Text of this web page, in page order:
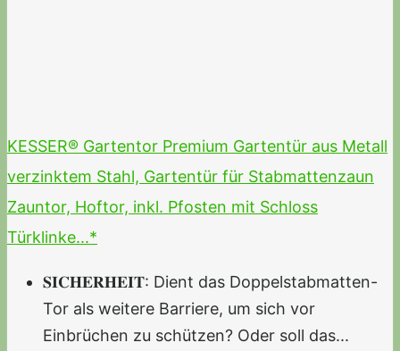
KESSER® Gartentor Premium Gartentür aus Metall
verzinktem Stahl, Gartentür für Stabmattenzaun
Zauntor, Hoftor, inkl. Pfosten mit Schloss
Türklinke...*
𝐒𝐈𝐂𝐇𝐄𝐑𝐇𝐄𝐈𝐓: Dient das Doppelstabmatten-
Tor als weitere Barriere, um sich vor
Einbrüchen zu schützen? Oder soll das...